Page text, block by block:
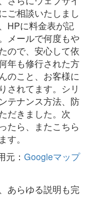
ご相談いたしまし
HPに料金表が記
メールで何度もや
ので、安心して依
年も修行された方
のこと、お客様に
されてます。シリ
テナンス方法、防
だきました。次
たら、またこちら
す。
元： Googleマップ
あらゆる説明も完